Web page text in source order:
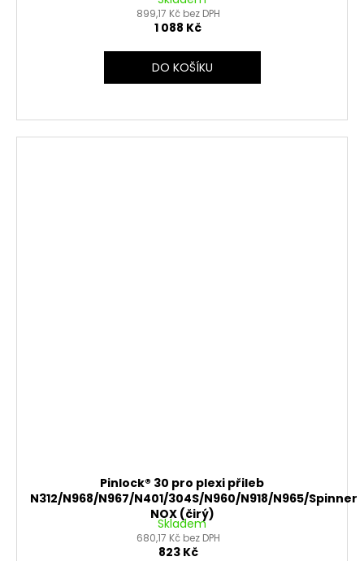
899,17 Kč bez DPH
1 088 Kč
DO KOŠÍKU
Pinlock® 30 pro plexi přileb
N312/N968/N967/N401/304S/N960/N918/N965/Spinner
NOX (čirý)
Skladem
680,17 Kč bez DPH
823 Kč